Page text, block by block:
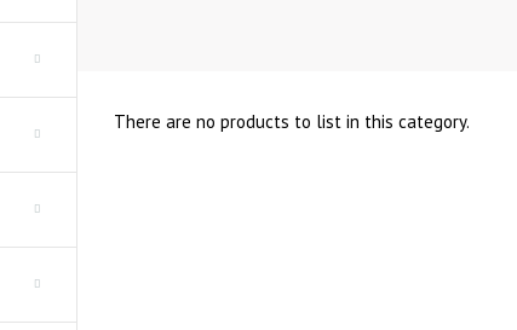
There are no products to list in this category.